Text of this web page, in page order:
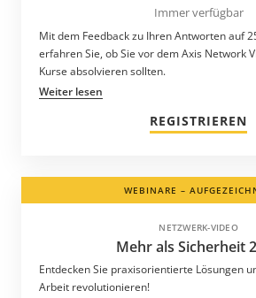
Immer verfügbar
Mit dem Feedback zu Ihren Antworten auf
erfahren Sie, ob Sie vor dem Axis Network
Kurse absolvieren sollten.
Weiter lesen
REGISTRIEREN
WEBINARE –
NETZWERK-VIDEO
Mehr als Sicherheit
Entdecken Sie praxisorientierte Lösungen
Arbeit revolutionieren!